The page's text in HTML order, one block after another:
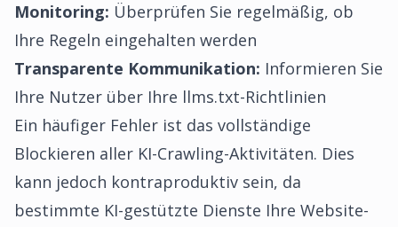
Monitoring: Überprüfen Sie regelmäßig, ob
Ihre Regeln eingehalten werden
Transparente Kommunikation: Informieren Sie
Ihre Nutzer über Ihre llms.txt-Richtlinien
Ein häufiger Fehler ist das vollständige
Blockieren aller KI-Crawling-Aktivitäten. Dies
kann jedoch kontraproduktiv sein, da
bestimmte KI-gestützte Dienste Ihre Website-